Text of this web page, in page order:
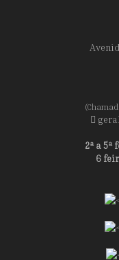
2ª a 5ª
6